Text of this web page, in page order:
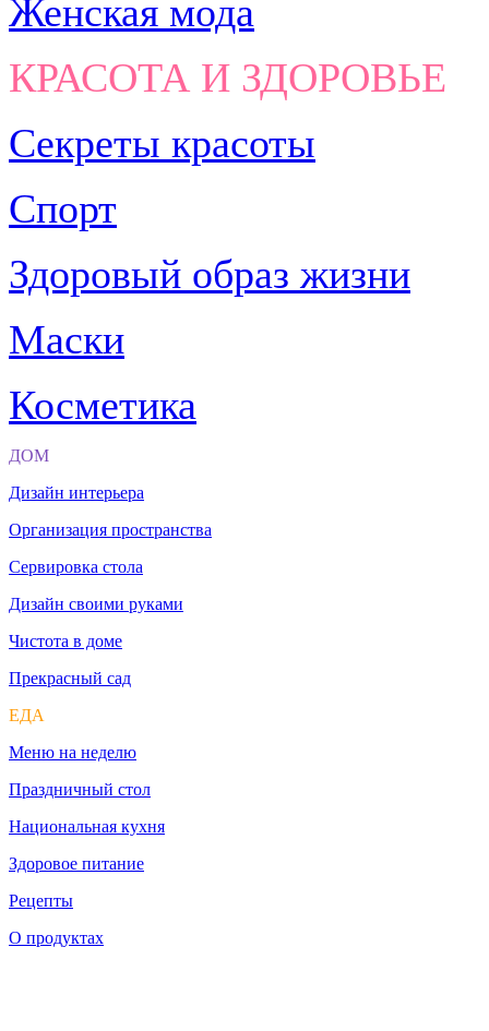
Женская мода
КРАСОТА И ЗДОРОВЬЕ
Секреты красоты
Спорт
Здоровый образ жизни
Маски
Косметика
ДОМ
Дизайн интерьера
Организация пространства
Сервировка стола
Дизайн своими руками
Чистота в доме
Прекрасный сад
ЕДА
Меню на неделю
Праздничный стол
Национальная кухня
Здоровое питание
Рецепты
О продуктах